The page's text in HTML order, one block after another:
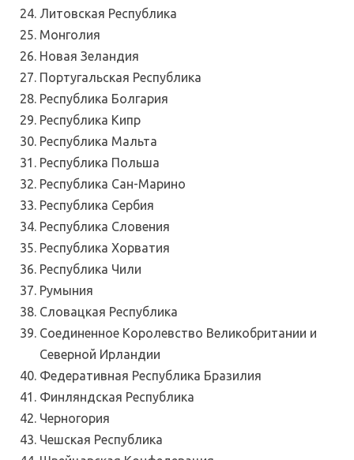
Литовская Республика
Монголия
Новая Зеландия
Португальская Республика
Республика Болгария
Республика Кипр
Республика Мальта
Республика Польша
Республика Сан-Марино
Республика Сербия
Республика Словения
Республика Хорватия
Республика Чили
Румыния
Словацкая Республика
Соединенное Королевство Великобритании и
Северной Ирландии
Федеративная Республика Бразилия
Финляндская Республика
Черногория
Чешская Республика